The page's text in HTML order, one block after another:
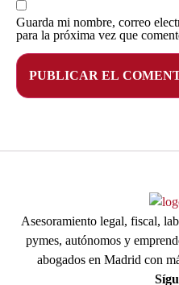
Guarda mi nombre, correo
para la próxima vez que
Asesoramiento legal, fiscal,
pymes, autónomos y
abogados en Madrid con